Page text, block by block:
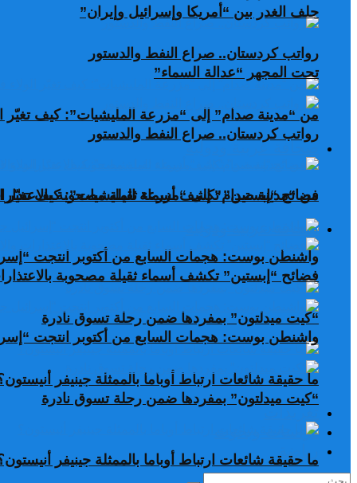
رواتب كردستان.. صراع النفط والدستور
من “مدينة صدام” إلى “مزرعة المليشيات”: كيف تغيّر
صحافة عربية ودولية
فضائح “إبستين” تكشف أسماء ثقيلة مصحوبة
واشنطن بوست: هجمات السابع من أكتوبر انتجت
“كيت ميدلتون” بمفردها ضمن رحلة تسوق نادرة
ما حقيقة شائعات ارتباط أوباما بالممثلة جينيفر
دراسات وبحوث
رياضة
حلف الغدر بين “أمريكا وإسرائيل وإيران”
تحت المجهر “عدالة السماء”
رواتب كردستان.. صراع النفط والدستور
من “مدينة صدام” إلى “مزرعة المليشيات”: كيف تغيّر
صحافة عربية ودولية
فضائح “إبستين” تكشف أسماء ثقيلة مصحوبة
واشنطن بوست: هجمات السابع من أكتوبر انتجت
“كيت ميدلتون” بمفردها ضمن رحلة تسوق نادرة
ما حقيقة شائعات ارتباط أوباما بالممثلة جينيفر